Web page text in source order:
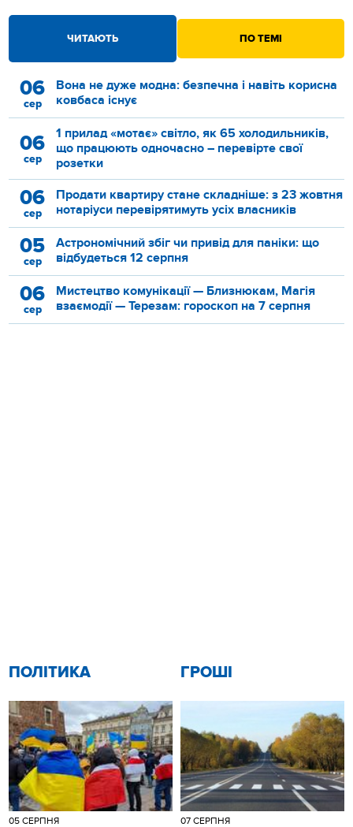
ЧИТАЮТЬ ПО ТЕМІ
06
сер
Вона не дуже модна: безпечна і навіть корисна
ковбаса існує
06
сер
1 прилад «мотає» світло, як 65 холодильників,
що працюють одночасно – перевірте свої
розетки
06
сер
Продати квартиру стане складніше: з 23 жовтня
нотаріуси перевірятимуть усіх власників
05
сер
Астрономічний збіг чи привід для паніки: що
відбудеться 12 серпня
06
сер
Мистецтво комунікації — Близнюкам, Магія
взаємодії — Терезам: гороскоп на 7 серпня
ПОЛІТИКА
05 СЕРПНЯ
ГРОШІ
07 СЕРПНЯ